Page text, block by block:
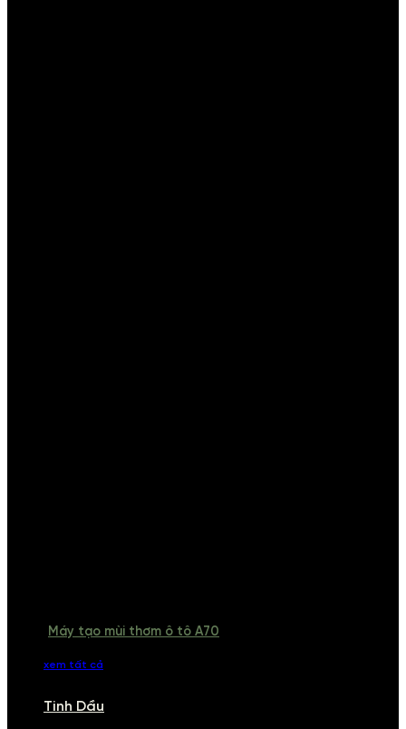
Máy tạo mùi thơm ô tô A70
xem tất cả
Tinh Dầu